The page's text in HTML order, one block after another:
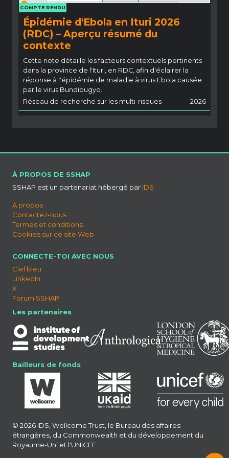
COMPTE RENDU
Épidémie d'Ebola en Ituri 2026
(RDC) – Aperçu résumé du
contexte
Cette note détaille les facteurs contextuels pertinents
dans la province de l'Ituri, en RDC, afin d'éclairer la
réponse à l'épidémie de maladie à virus Ebola causée
par le virus Bundibugyo.
Réseau de recherche sur les multi-risques
2026
À PROPOS DE SSHAP
SSHAP est un partenariat hébergé par IDS
À propos
Contactez-nous
Termes et conditions
Cookies sur ce site Web
CONNECTE-TOI AVEC NOUS
Ciel bleu
LinkedIn
X
Forum SSHAP
Les partenaires
Bailleurs de fonds
© 2026 IDS, Wellcome Trust, le Bureau des affaires
étrangères, du Commonwealth et du développement du
Royaume-Uni et l'UNICEF